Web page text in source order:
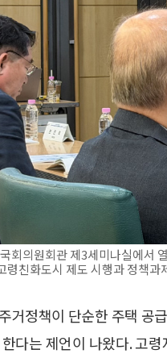
의원회관 제3세미나실에서
령친화도시 제도 시행과 정책
거정책이 단순한 주택 공
다는 제언이 나왔다. 고